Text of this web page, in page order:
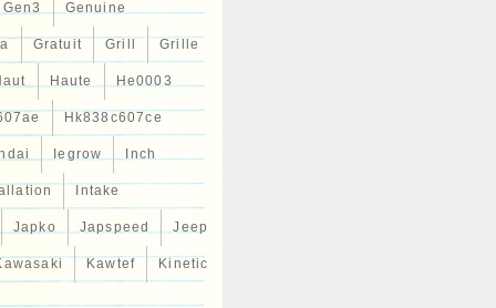
Gen3 Genuine
Gratuit Grill Grille
Haute He0003
Hk838c607ce
Iegrow Inch
Intake
Japko Japspeed Jeep
Kawtef Kinetic